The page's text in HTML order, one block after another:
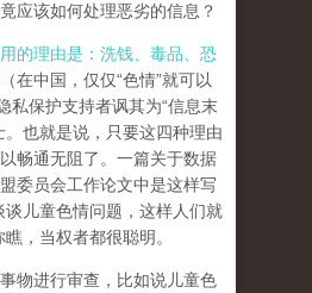
应该如何处理恶劣的信息？
的理由是：洗钱、毒品、恐
（在中国，仅仅“色情”就可以
私保护支持者讽其为“信息末
。也就是说，只要这四种理由
畅通无阻了。一篇关于数据
委员会工作论文中是这样写
谈儿童色情问题，这样人们就
，当权者都很聪明。
物进行审查，比如说儿童色